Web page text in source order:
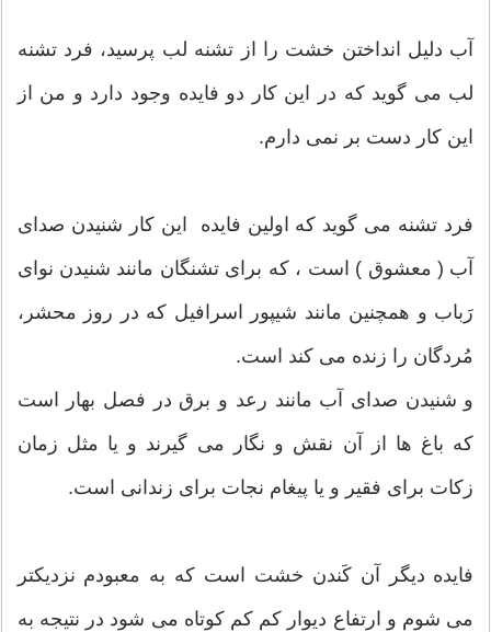
آب دلیل انداختن خشت را از تشنه لب پرسید، فرد تشنه
لب می گوید که در این کار دو فایده وجود دارد و من از
این کار دست بر نمی دارم.
فرد تشنه می گوید که اولین فایده این کار شنیدن صدای
آب ( معشوق ) است ، که برای تشنگان مانند شنیدن نوای
رَباب و همچنین مانند شیپور اسرافیل که در روز محشر،
مُردگان را زنده می کند است.
و شنیدن صدای آب مانند رعد و برق در فصل بهار است
که باغ ها از آن نقش و نگار می گیرند و یا مثل زمان
زکات برای فقیر و یا پیغام نجات برای زندانی است.
فایده دیگر آن کَندن خشت است که به معبودم نزدیکتر
می شوم و ارتفاع دیوار کم کم کوتاه می شود در نتیجه به